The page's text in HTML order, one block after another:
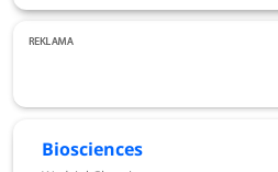
Elektromobilność - Wydział
Biosciences